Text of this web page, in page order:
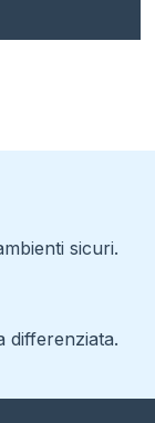
sicuri.
differenziata.